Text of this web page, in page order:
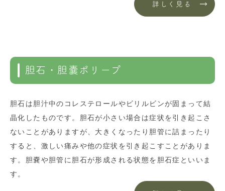
詳しく見る
胆石・胆嚢ポリープ
胆石は胆汁中のコレステロールやビリルビンが固まって結
晶化したものです。胆石が小さい場合は症状を引き起こさ
ないことがありますが、大きくなったり胆管に詰まったり
すると、激しい痛みや他の症状を引き起こすことがありま
す。胆嚢や胆管に胆石が形成される状態を胆石症といいま
す。